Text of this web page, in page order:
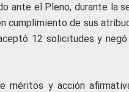
ante el Pleno, durante la
cumplimiento de sus
12 solicitudes y
méritos y acción